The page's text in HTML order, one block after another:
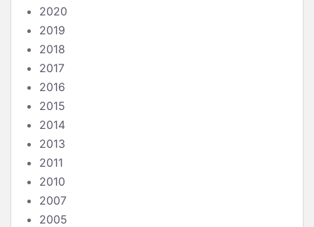
2020
2019
2018
2017
2016
2015
2014
2013
2011
2010
2007
2005